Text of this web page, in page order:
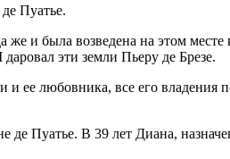
Пуатье.
и была возведена на этом
эти земли Пьеру де Брезе.
и ее любовника, все его
де Пуатье. В 39 лет Диана,